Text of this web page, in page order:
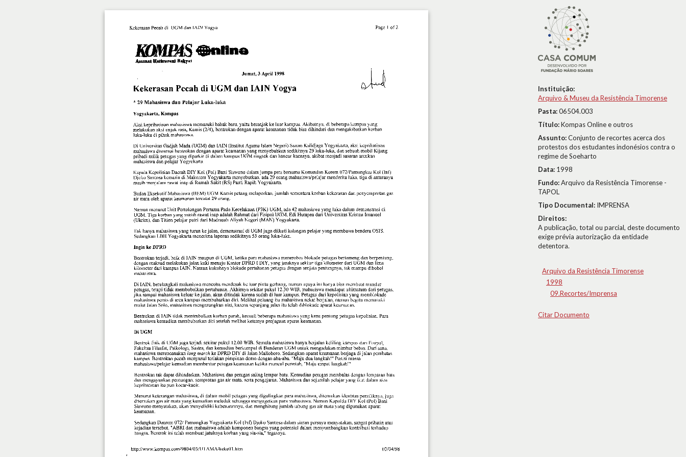
Instituição:
Arquivo & Museu da Resistência Timorense
Pasta:06504.003
Título:Kompas Online e outros
Assunto:Conjunto de recortes acerca dos
protestos dos estudantes indonésios contra o
regime de Soeharto
Data: 1998
Fundo:Arquivo da Resistência Timorense -
TAPOL
Tipo Documental: IMPRENSA
Direitos:
A publicação, total ou parcial, deste documento
exige prévia autorização da entidade
detentora.
Arquivo da Resistência Timorense
1998
09.Recortes/Imprensa
Citar Documento